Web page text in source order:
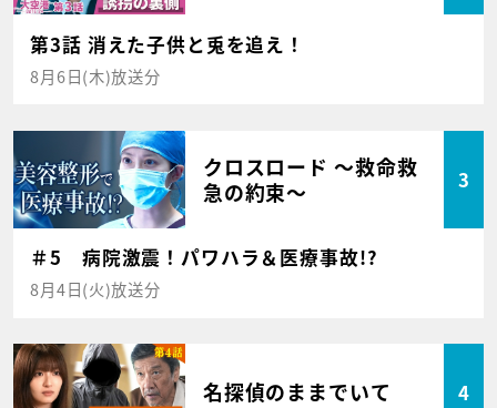
第3話 消えた子供と兎を追え！
8月6日(木)放送分
クロスロード ～救命救
急の約束～
3
＃5 病院激震！パワハラ＆医療事故!?
8月4日(火)放送分
名探偵のままでいて 4